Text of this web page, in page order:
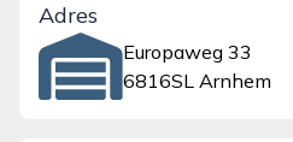
Adres
Europaweg 33
6816SL Arnhem